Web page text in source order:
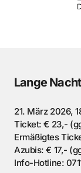
Lange
21. März 2026,
Ticket: € 23,-
Ermäßigtes
Azubis: € 17,-
Info-Hotline: